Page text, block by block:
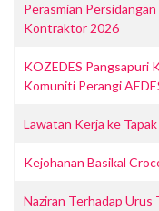
Perasmian
Kontraktor 2026
KOZEDES Pangsapuri
Komuniti Perangi
Lawatan Kerja ke
Kejohanan Basikal
Naziran Terhadap Urus